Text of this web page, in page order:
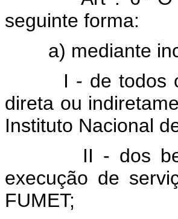
seguinte forma:
a) mediante
I - de todos os
direta ou
Instituto Nacional
II - dos bens
execução de
FUMET;